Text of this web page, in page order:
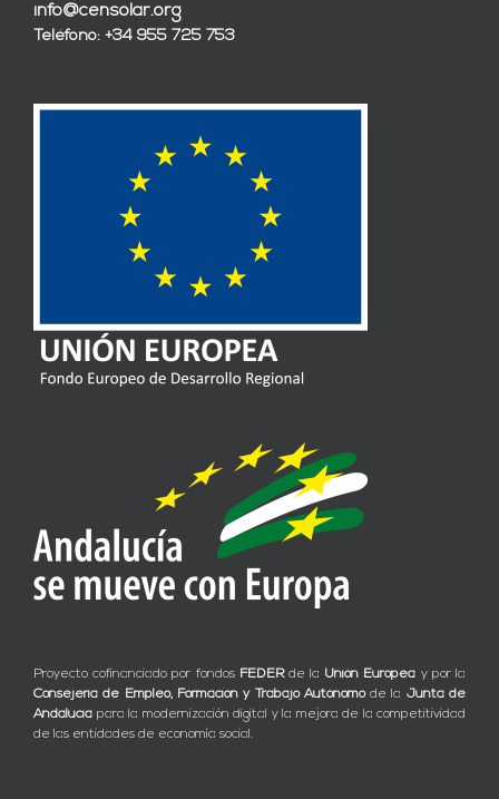
info@censolar.org
Teléfono: +34 955 725 753
Proyecto cofinanciado por fondos FEDERde la Unión Europea y por la
Consejería de Empleo, Formación y Trabajo Autónomode la Junta de
Andalucía para la modernización digital y la mejora de la competitividad
de las entidades de economía social.